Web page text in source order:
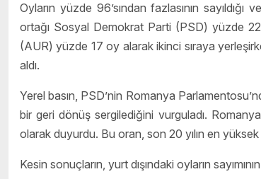
Oyların yüzde 96’sından fazlasının
ortağı Sosyal Demokrat Parti (PSD) yüzde 22
(AUR) yüzde 17 oy alarak ikinci sıraya
aldı.
Yerel basın, PSD’nin Romanya
bir geri dönüş sergilediğini vurguladı.
olarak duyurdu. Bu oran, son 20 yılın en yüksek
Kesin sonuçların, yurt dışındaki oyların